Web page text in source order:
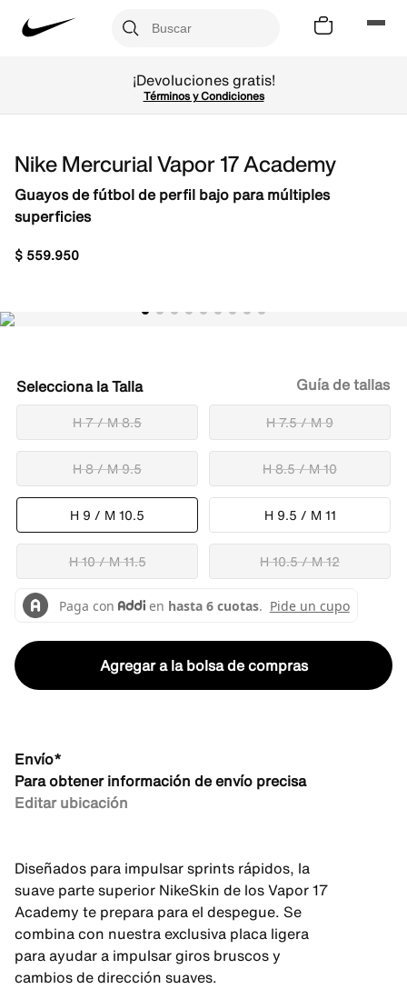
¡Devoluciones gratis!
Términos y Condiciones
Nike Mercurial Vapor 17 Academy
Guayos de fútbol de perfil bajo para múltiples
superficies
$ 559.950
Talla
H 7 / M 8.5 H 7.5 / M 9
H 8 / M 9.5 H 8.5 / M 10
H 9 / M 10.5 H 9.5 / M 11
H 10 / M 11.5 H 10.5 / M 12
Guía de tallas
Agregar a la bolsa de compras
Envío*
Para obtener información de envío precisa
Editar ubicación
Diseñados para impulsar sprints rápidos, la
suave parte superior NikeSkin de los Vapor 17
Academy te prepara para el despegue. Se
combina con nuestra exclusiva placa ligera
para ayudar a impulsar giros bruscos y
cambios de dirección suaves.